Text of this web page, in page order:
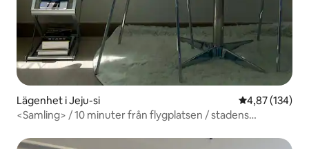
Lägenhet i Jeju-si 4,87 av 5 i
4,87 (134)
<Samling> / 10 minuter från flygplatsen / stadens